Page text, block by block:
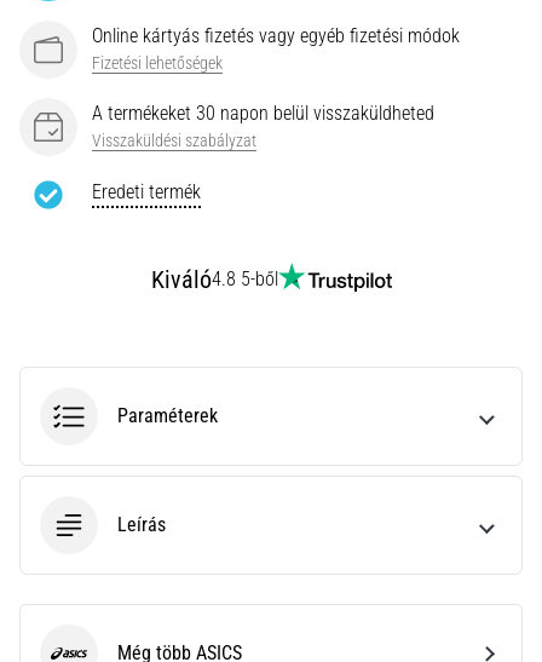
vagy
után?
egyik
leggyakoribb
ok
Minden cikk
Online kártyás fizetés vagy egyéb fizetési módok
Fizetési lehetőségek
A termékeket 30 napon belül visszaküldheted
Visszaküldési szabályzat
Eredeti termék
Kiváló4.8 5-ből
Paraméterek
Leírás
Még több ASICS